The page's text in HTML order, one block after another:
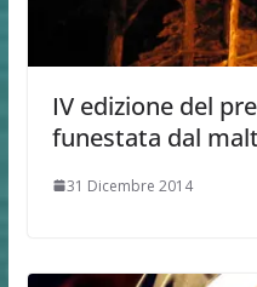
IV edizione del
funestata dal
31 Dicembre 2014